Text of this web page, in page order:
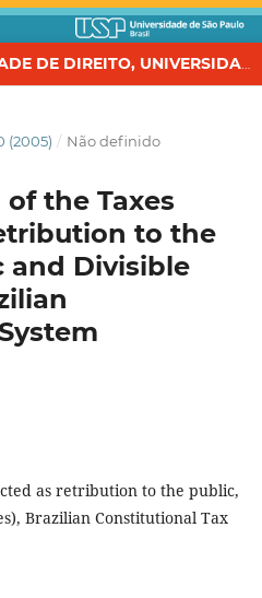
REVISTA DA FACULDADE DE DIREITO, UNIVERSIDADE DE SÃO PAULO
(2005) / Não definido
the Taxes
to the
and Divisible
as retribution to the public,
Brazilian Constitutional Tax